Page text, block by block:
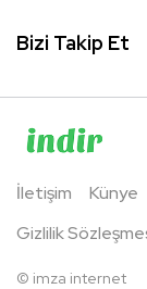
Bizi Takip Et
İletişim Künye
Gizlilik
© imza internet